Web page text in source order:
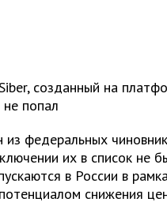
созданный на
не попал
федеральных
их в список не
в России в
снижения